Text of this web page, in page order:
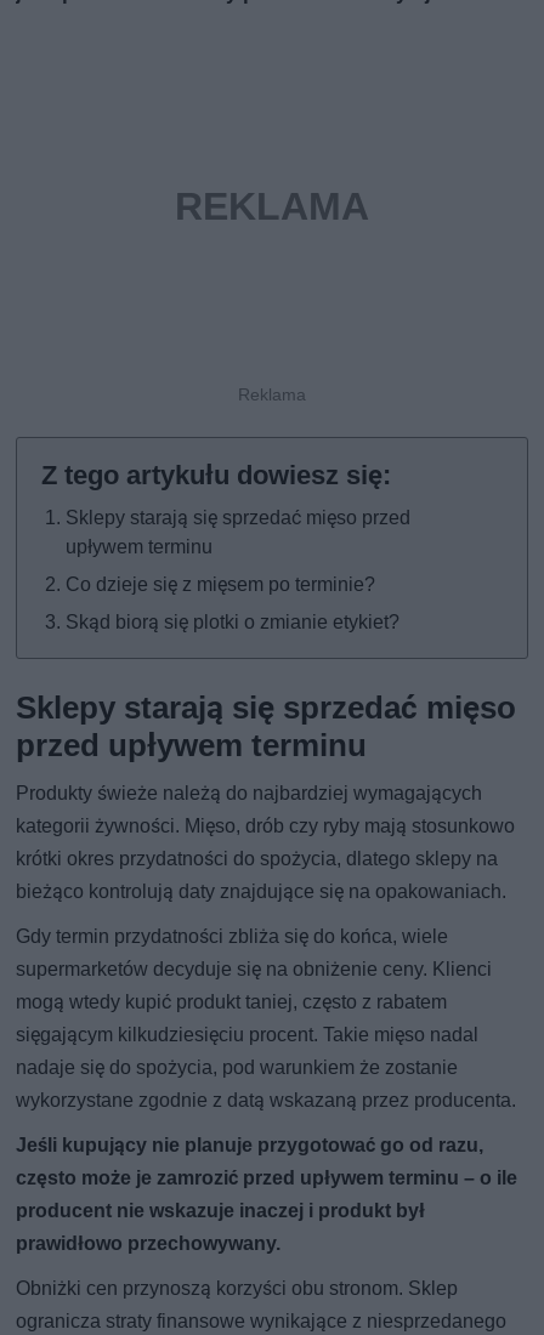
Sklepy starają się sprzedać mięso przed
upływem terminu
Co dzieje się z mięsem po terminie?
Skąd biorą się plotki o zmianie etykiet?
Sklepy starają się sprzedać mięso
przed upływem terminu
Produkty świeże należą do najbardziej wymagających
kategorii żywności. Mięso, drób czy ryby mają stosunkowo
krótki okres przydatności do spożycia, dlatego sklepy na
bieżąco kontrolują daty znajdujące się na opakowaniach.
Gdy termin przydatności zbliża się do końca, wiele
supermarketów decyduje się na obniżenie ceny. Klienci
mogą wtedy kupić produkt taniej, często z rabatem
sięgającym kilkudziesięciu procent. Takie mięso nadal
nadaje się do spożycia, pod warunkiem że zostanie
wykorzystane zgodnie z datą wskazaną przez producenta.
Jeśli kupujący nie planuje przygotować go od razu,
często może je zamrozić przed upływem terminu – o ile
producent nie wskazuje inaczej i produkt był
prawidłowo przechowywany.
Obniżki cen przynoszą korzyści obu stronom. Sklep
ogranicza straty finansowe wynikające z niesprzedanego